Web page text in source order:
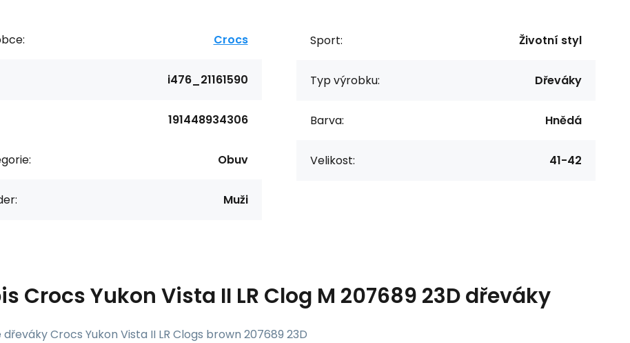
Crocs
i476_21161590
191448934306
Obuv
Muži
Sport: Životní styl
Typ výrobku: Dřeváky
Barva: Hnědá
Velikost: 41-42
Crocs Yukon Vista II LR Clog M 207689 23D dřeváky
dřeváky Crocs Yukon Vista II LR Clogs brown 207689 23D